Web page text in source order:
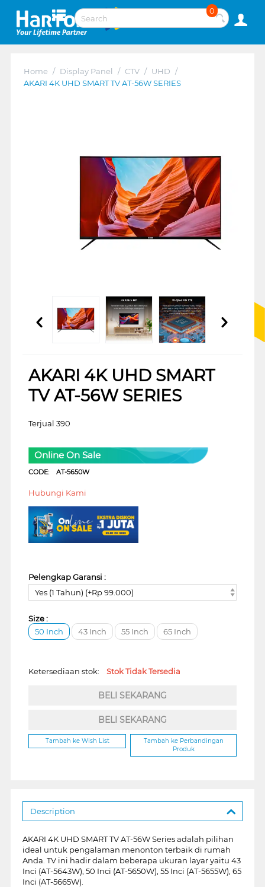
0
Home / Display Panel / CTV / UHD /
AKARI 4K UHD SMART TV AT-56W SERIES
AKARI 4K UHD SMART
TV AT-56W SERIES
Terjual 390
Online On Sale
CODE: AT-5650W
Hubungi Kami
Pelengkap Garansi :
Yes (1 Tahun) (+Rp 99.000)
Size :
50 Inch
43 Inch 55 Inch 65 Inch
Ketersediaan stok: Stok Tidak Tersedia
BELI SEKARANG
BELI SEKARANG
Tambah ke Wish List
Tambah ke Perbandingan
Produk
Description
AKARI 4K UHD SMART TV AT-56W Series adalah pilihan
ideal untuk pengalaman menonton terbaik di rumah
Anda. TV ini hadir dalam beberapa ukuran layar yaitu 43
Inci (AT-5643W), 50 Inci (AT-5650W), 55 Inci (AT-5655W), 65
Inci (AT-5665W).